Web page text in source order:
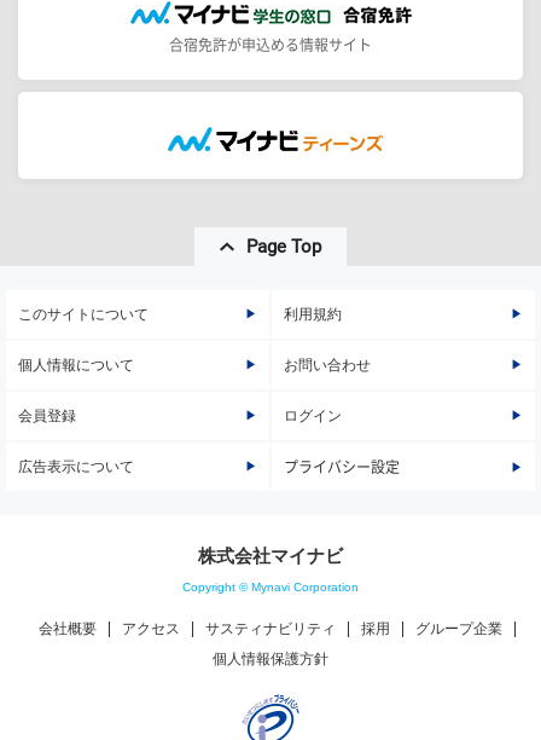
合宿免許が申込める情報サイト
Page Top
このサイトについて 利用規約
個人情報について お問い合わせ
会員登録 ログイン
広告表示について プライバシー設定
株式会社マイナビ
Copyright © Mynavi Corporation
会社概要 アクセス サスティナビリティ 採用
グループ企業
個人情報保護方針